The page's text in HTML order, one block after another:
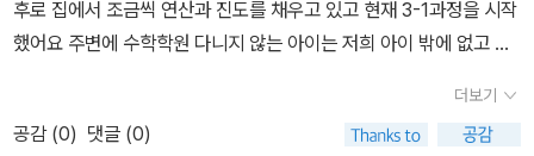
행하는 것도 좋은것 같다. 꾸준하게 집에서 수학홈스쿨문제집 풀어준
연산에서 실수하지 않고 문장제에서 두려움을 없앤다면 초등 수학은
자신감 싸움이기 때문에 힘들지 않을 것이라고 본다.
를 풀다 보면 문장제 문제의 문제를 읽고 문제에 주어진 요소에 동그
라미, 구하는것에 줄긋기는 자동으로 하게 되어 조금더 쉽게 문제에
접근하게 해주는 연습이 되니 좋더라구요. 그럼에도 아직 문제를 정
확히 인지 하지 못해 오류가 생겨 문제를 풀기도 하지만, 문제집에서
후로 집에서 조금씩 연산과 진도를 채우고 있고 현재 3-1과정을 시작
했어요 ​주변에 수학학원 다니지 않는 아이는 저희 아이 밖에 없고 사
은 현재 2학년인데 5학년 과정을 공부중인 친구도 많대요 ​아이가 충
격받고 온 상황 중에 하나가 ㅋㅋ짝꿍이 5학년 수학을 푸는데 거기까
더보기
공감 (0) 댓글 (0)